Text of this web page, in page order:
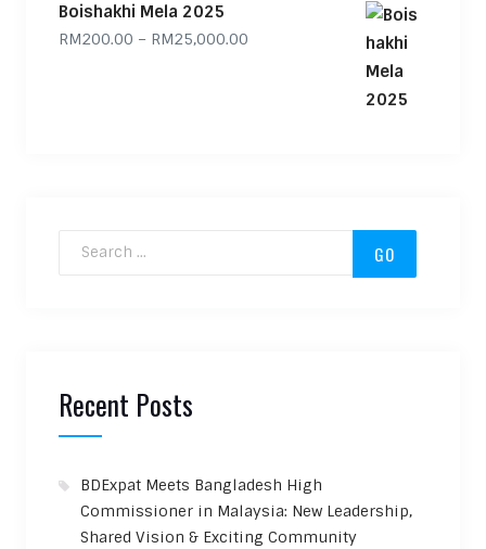
Boishakhi Mela 2025
RM200.00 – RM25,000.00Price range: RM200.00 through
Recent Posts
BDExpat Meets Bangladesh High
Commissioner in Malaysia: New Leadership,
Shared Vision & Exciting Community